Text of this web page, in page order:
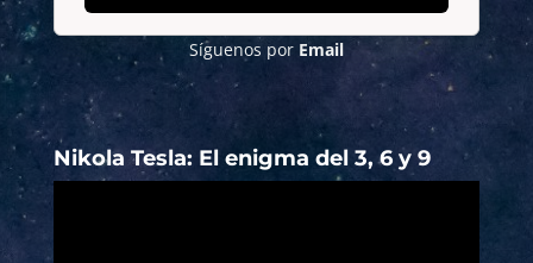
Síguenos por Email
Nikola Tesla: El enigma del 3, 6 y 9